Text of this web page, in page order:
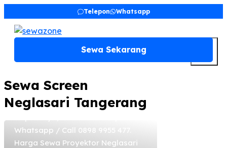
content
Telepon Whatsapp
Sewa Sekarang
Sewa Screen
Neglasari Tangerang
Sewa Proyektor
Neglasari Tangerang
Sewa proyektor di Neglasari
Tangerang, sewa LCD projector,
proyektor, sewa infocus di
Neglasari Tangerang sewanya di
sewazone aja. Pelayanannya
Whatsapp / Call 0898 9955 477.
Harga Sewa Proyektor Neglasari